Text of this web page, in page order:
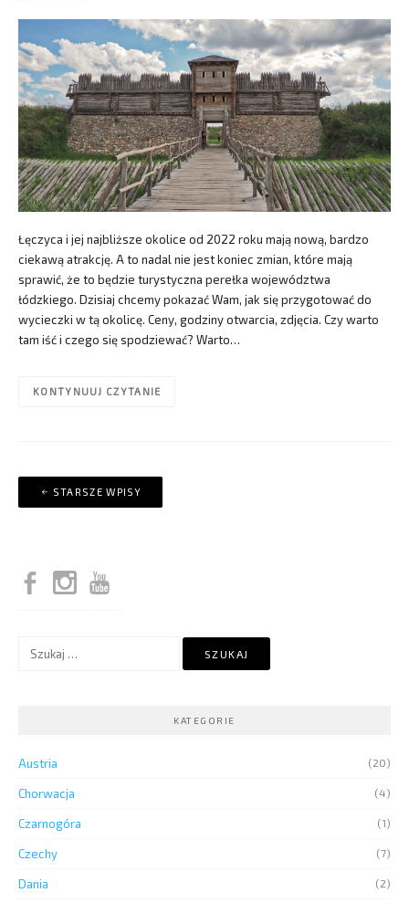
Łęczyca i jej najbliższe okolice od 2022 roku mają nową, bardzo
ciekawą atrakcję. A to nadal nie jest koniec zmian, które mają
sprawić, że to będzie turystyczna perełka województwa
łódzkiego. Dzisiaj chcemy pokazać Wam, jak się przygotować do
wycieczki w tą okolicę. Ceny, godziny otwarcia, zdjęcia. Czy warto
tam iść i czego się spodziewać? Warto…
KONTYNUUJ CZYTANIE
Nawigacja
po
STARSZE WPISY
Szukaj:
KATEGORIE
Austria (20)
Chorwacja (4)
Czarnogóra (1)
Czechy (7)
Dania (2)